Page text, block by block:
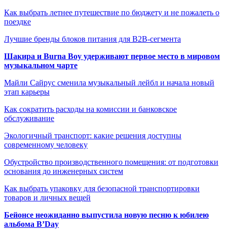
Как выбрать летнее путешествие по бюджету и не пожалеть о
поездке
Лучшие бренды блоков питания для B2B-сегмента
Шакира и Burna Boy удерживают первое место в мировом
музыкальном чарте
Майли Сайрус сменила музыкальный лейбл и начала новый
этап карьеры
Как сократить расходы на комиссии и банковское
обслуживание
Экологичный транспорт: какие решения доступны
современному человеку
Обустройство производственного помещения: от подготовки
основания до инженерных систем
Как выбрать упаковку для безопасной транспортировки
товаров и личных вещей
Бейонсе неожиданно выпустила новую песню к юбилею
альбома B’Day